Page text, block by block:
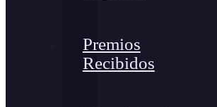
Premios
Recibidos